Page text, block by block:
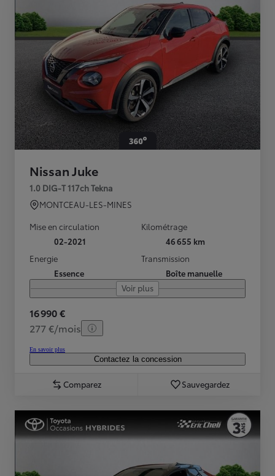
Nissan Juke
1.0 DIG-T 117ch Tekna
MONTCEAU-LES-MINES
Mise en circulation
02-2021
Kilométrage
46 655 km
Energie
Essence
Transmission
Boîte manuelle
Voir plus
16 990 €
277 €/mois
En savoir plus
Contactez la concession
Comparez Sauvegardez